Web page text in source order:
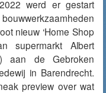
werd er gestart
nieuw ‘Home Shop
supermarkt Albert
aan de Gebroken
in Barendrecht.
preview over wat